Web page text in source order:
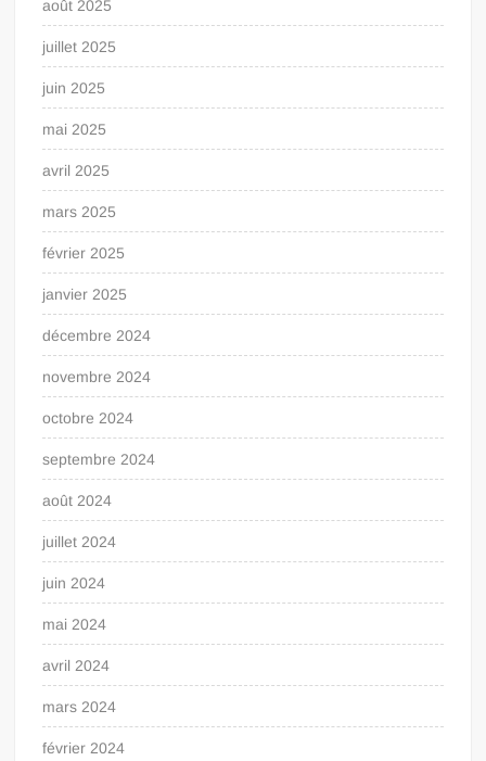
août 2025
juillet 2025
juin 2025
mai 2025
avril 2025
mars 2025
février 2025
janvier 2025
décembre 2024
novembre 2024
octobre 2024
septembre 2024
août 2024
juillet 2024
juin 2024
mai 2024
avril 2024
mars 2024
février 2024